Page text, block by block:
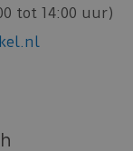
tot 14:00 uur)